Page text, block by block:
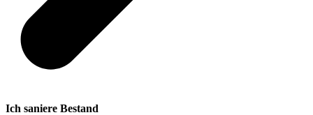
Ich saniere Bestand